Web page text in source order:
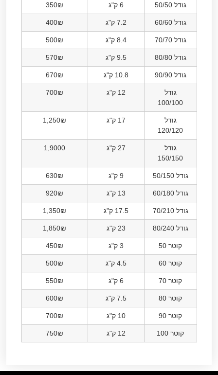
גודל 50/50 6 ק"ג 350₪
גודל 60/60 7.2 ק"ג 400₪
גודל 70/70 8.4 ק"ג 500₪
גודל 80/80 9.5 ק"ג 570₪
גודל 90/90 10.8 ק"ג 670₪
גודל
100/100
12 ק"ג 700₪
גודל
120/120
17 ק"ג 1,250₪
גודל
150/150
27 ק"ג 1,9000
גודל 50/150 9 ק"ג 630₪
גודל 60/180 13 ק"ג 920₪
גודל 70/210 17.5 ק"ג 1,350₪
גודל 80/240 23 ק"ג 1,850₪
קוטר 50 3 ק"ג 450₪
קוטר 60 4.5 ק"ג 500₪
קוטר 70 6 ק"ג 550₪
קוטר 80 7.5 ק"ג 600₪
קוטר 90 10 ק"ג 700₪
קוטר 100 12 ק"ג 750₪